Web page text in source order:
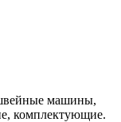
машины,
комплектующие.